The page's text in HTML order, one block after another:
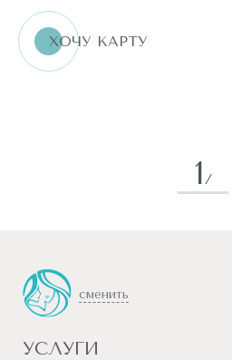
ХОЧУ КАРТУ
1 /
сменить
УСЛУГИ